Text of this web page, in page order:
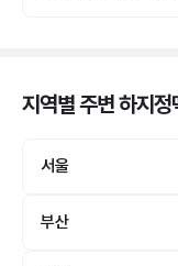
지역별 주변 하지
서울
부산